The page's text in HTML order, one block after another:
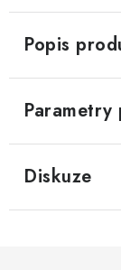
SUŠENÉ
Popis
Diskuze